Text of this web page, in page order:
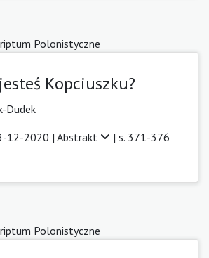
Polonistyczne
Kopciuszku?
Dudek
12-2020 | Abstrakt | s. 371-376
Polonistyczne